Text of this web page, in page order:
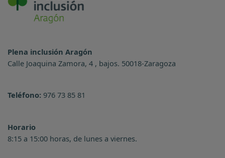
Plena inclusión Aragón
Calle Joaquina Zamora, 4 , bajos. 50018-Zaragoza
Teléfono: 976 73 85 81
Horario
8:15 a 15:00 horas, de lunes a viernes.